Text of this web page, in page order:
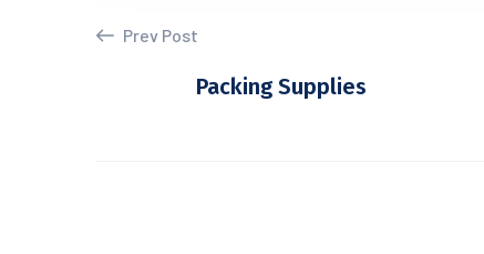
Prev Post
Packing Supplies